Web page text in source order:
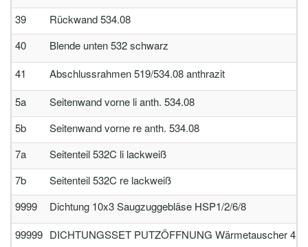
39
Rückwand 534.08
40
Blende unten 532 schwarz
41
Abschlussrahmen 519/534.08 anthrazit
5a
Seitenwand vorne li anth. 534.08
5b
Seitenwand vorne re anth. 534.08
7a
Seitenteil 532C li lackweiß
7b
Seitenteil 532C re lackweiß
9999
Dichtung 10x3 Saugzuggebläse HSP1/2/6/8
99999 DICHTUNGSSET PUTZÖFFNUNG Wärmetauscher